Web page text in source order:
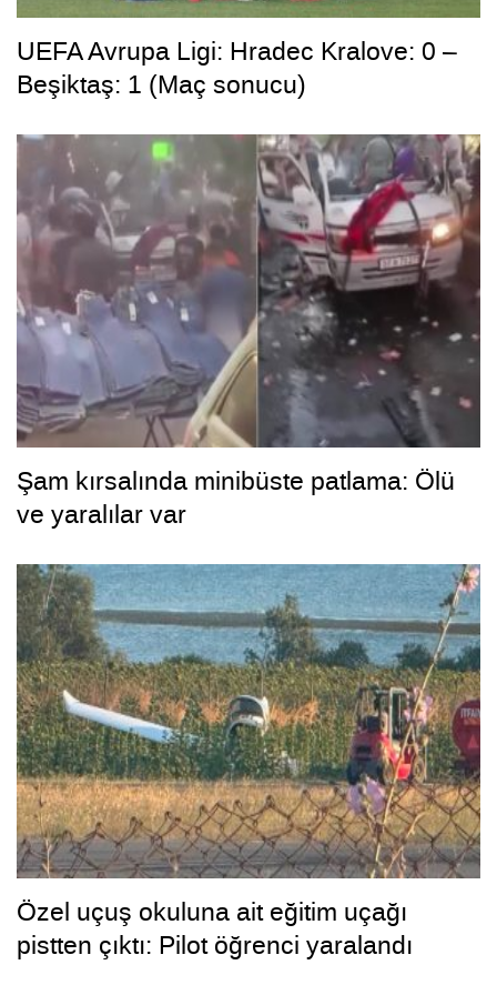
UEFA Avrupa Ligi: Hradec Kralove: 0 –
Beşiktaş: 1 (Maç sonucu)
Şam kırsalında minibüste patlama: Ölü
ve yaralılar var
Özel uçuş okuluna ait eğitim uçağı
pistten çıktı: Pilot öğrenci yaralandı